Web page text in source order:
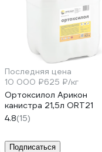
Последняя цена
10 000 ₽625 ₽/кг
Ортоксилол Арикон
канистра 21,5л ORT21
4.8(15)
Подписаться